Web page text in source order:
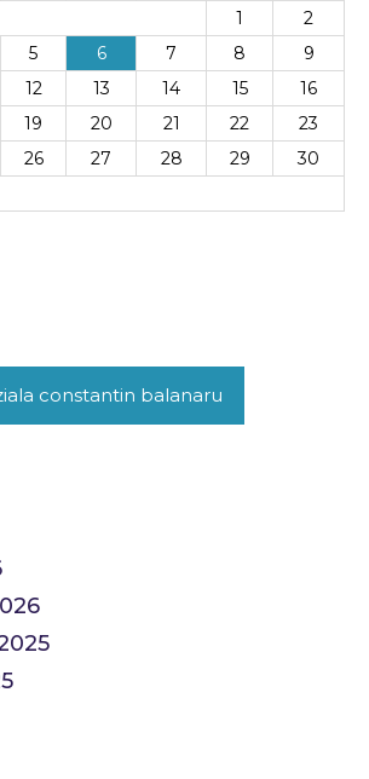
1
2
5 6 7 8
9
12 13 14 15
16
19 20 21 22
23
26 27 28 29
30
constantin balanaru